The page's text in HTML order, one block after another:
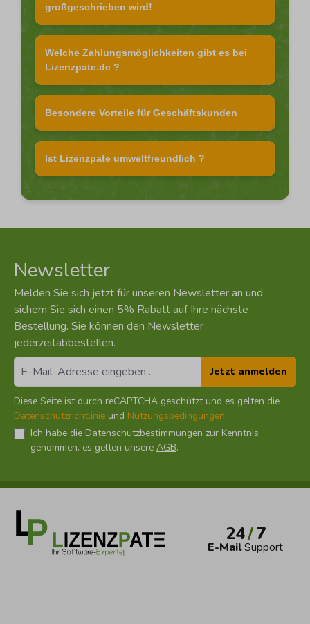
großgeschrieben wird!
Welche Zahlungsmöglichkeiten gibt es bei
Lizenzpate.de ?
Besondere Vorteile für Geschäftskunden
Ist Lizenzpate umweltfreundlich ?
Newsletter
Melden Sie sich jetzt für unseren Newsletter an und
sichern Sie sich einen 5% Rabatt auf Ihre nächste
Bestellung. Sie können den Newsletter
jederzeitabbestellen.
Diese Seite ist durch reCAPTCHA geschützt und es gelten die
Datenschutzrichtlinie und Nutzungsbedingungen.
Ich habe die Datenschutzbestimmungen zur Kenntnis
genommen, es gelten unsere AGB.
Jetzt anmelden
24/7
E-MailSupport